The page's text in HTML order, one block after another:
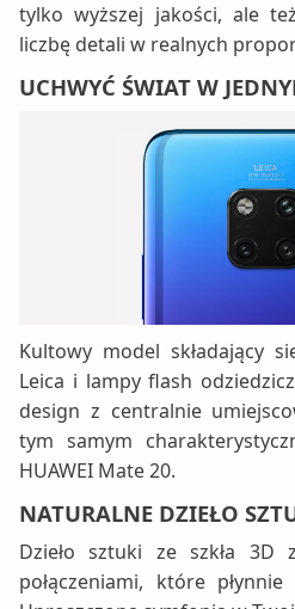
tylko wyższej jakości, ale
liczbę detali w realnych
UCHWYĆ ŚWIAT W
Kultowy model składający
Leica i lampy flash
design z centralnie
tym samym
HUAWEI Mate 20.
NATURALNE DZIEŁO
Dzieło sztuki ze szkła 3D
połączeniami, które